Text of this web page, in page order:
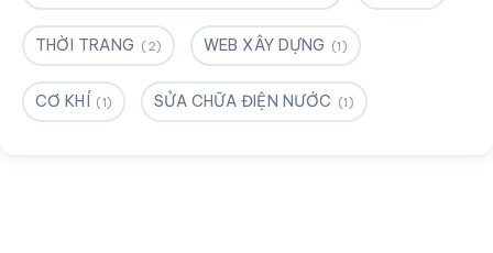
THỜI TRANG (2) WEB XÂY DỰNG (1)
CƠ KHÍ (1) SỬA CHỮA ĐIỆN NƯỚC (1)